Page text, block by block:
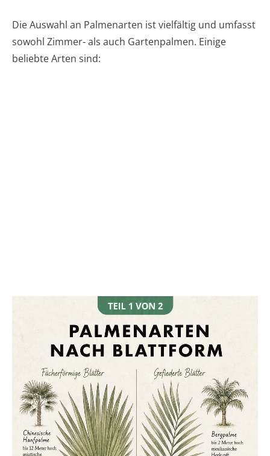
Die Auswahl an Palmenarten ist vielfältig und umfasst
sowohl Zimmer- als auch Gartenpalmen. Einige
beliebte Arten sind: